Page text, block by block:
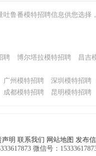
鲁番模特招聘信息供您选择
聘 博尔塔拉模特招聘 昌吉
广州模特招聘 深圳模特招聘
成都模特招聘 昆明模特招聘
声明 联系我们 网站地图 发布
微信号：